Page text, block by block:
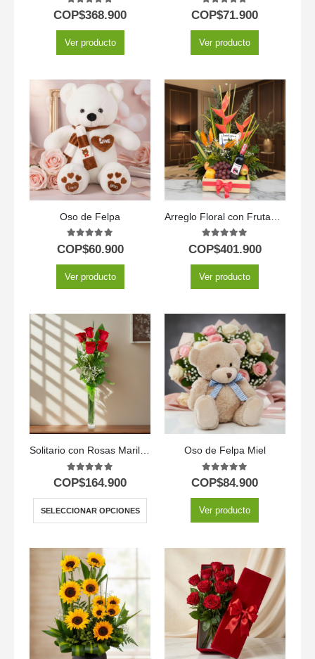
5.00out of 5
COP$368.900
Ver producto
5.00out of 5
COP$71.900
Ver producto
Oso de Felpa
5.00out of 5
COP$60.900
Ver producto
5.00out of 5
COP$401.900
Ver producto
Solitario con Rosas Marilyn
5.00out of 5
COP$164.900
SELECCIONAR OPCIONES
Oso de Felpa Miel
5.00out of 5
COP$84.900
Ver producto